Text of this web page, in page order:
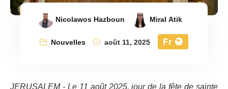
Nicolawos Hazboun
Miral Atik
Nouvelles
août 11, 2025 Fr